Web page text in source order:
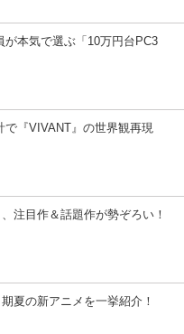
が本気で選ぶ「10万円台PC3
で『VIVANT』の世界観再現
注目作＆話題作が勢ぞろい！
夏の新アニメを一挙紹介！